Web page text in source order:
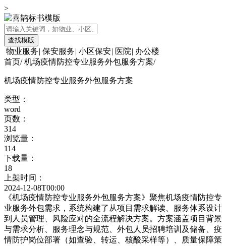
>
查找模版
物业服务| 保安服务| 小区保安| 医院| 办公楼
首页/ 机场疫情防控专业服务外包服务方案/
机场疫情防控专业服务外包服务方案
类型：
word
页数：
314
浏览量：
114
下载量：
18
上架时间：
2024-12-08T00:00
《机场疫情防控专业服务外包服务方案》聚焦机场疫情防控专
业服务外包需求，系统构建了从项目需求解读、服务体系设计
到人员管理、风险应对的全流程解决方案。方案涵盖项目背景
与需求分析、服务理念与规范、外包人员招聘培训及储备、疫
情防护岗位部署（如查验、转运、核酸采样等）、质量保障策